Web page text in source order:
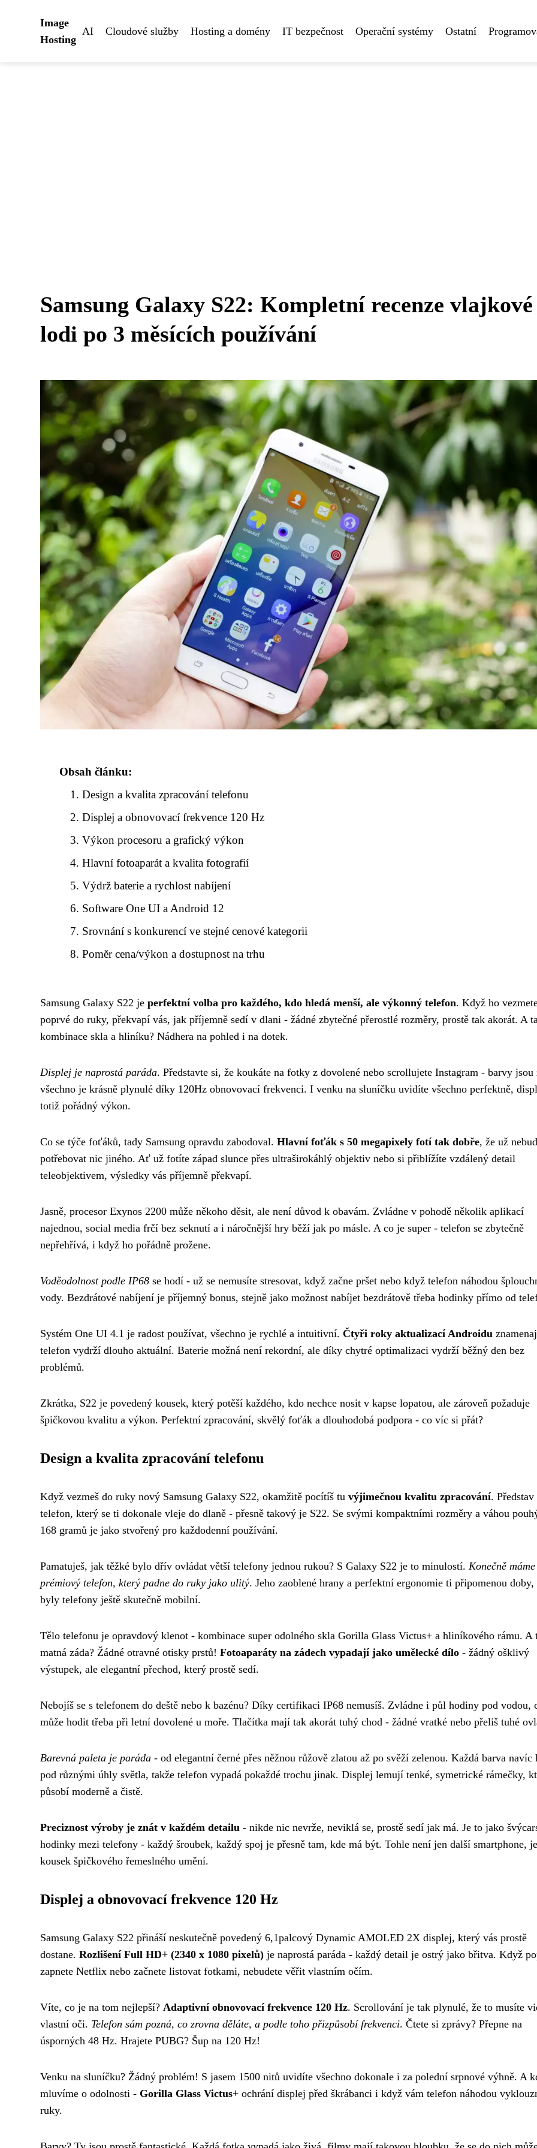
Image
Hosting
AI Cloudové služby Hosting a domény IT bezpečnost Operační systémy Ostatní
Samsung Galaxy S22: Kompletní recenze vlajkové
lodi po 3 měsících používání
Obsah článku:
Design a kvalita zpracování telefonu
Displej a obnovovací frekvence 120 Hz
Výkon procesoru a grafický výkon
Hlavní fotoaparát a kvalita fotografií
Výdrž baterie a rychlost nabíjení
Software One UI a Android 12
Srovnání s konkurencí ve stejné cenové kategorii
Poměr cena/výkon a dostupnost na trhu
Samsung Galaxy S22 je perfektní volba pro každého, kdo hledá menší, ale výkonný telefon. Když ho
poprvé do ruky, překvapí vás, jak příjemně sedí v dlani - žádné zbytečné přerostlé rozměry, prostě tak akorát. A ta
kombinace skla a hliníku? Nádhera na pohled i na dotek.
Displej je naprostá paráda. Představte si, že koukáte na fotky z dovolené nebo scrollujete Instagram - barvy jsou
všechno je krásně plynulé díky 120Hz obnovovací frekvenci. I venku na sluníčku uvidíte všechno perfektně,
totiž pořádný výkon.
Co se týče foťáků, tady Samsung opravdu zabodoval. Hlavní foťák s 50 megapixely fotí tak dobře, že už
potřebovat nic jiného. Ať už fotíte západ slunce přes ultraširokáhlý objektiv nebo si přiblížíte vzdálený detail
teleobjektivem, výsledky vás příjemně překvapí.
Jasně, procesor Exynos 2200 může někoho děsit, ale není důvod k obavám. Zvládne v pohodě několik aplikací
najednou, social media frčí bez seknutí a i náročnější hry běží jak po másle. A co je super - telefon se zbytečně
nepřehřívá, i když ho pořádně prožene.
Voděodolnost podle IP68 se hodí - už se nemusíte stresovat, když začne pršet nebo když telefon náhodou
vody. Bezdrátové nabíjení je příjemný bonus, stejně jako možnost nabíjet bezdrátově třeba hodinky přímo od
Systém One UI 4.1 je radost používat, všechno je rychlé a intuitivní. Čtyři roky aktualizací Androidu
telefon vydrží dlouho aktuální. Baterie možná není rekordní, ale díky chytré optimalizaci vydrží běžný den bez
problémů.
Zkrátka, S22 je povedený kousek, který potěší každého, kdo nechce nosit v kapse lopatou, ale zároveň požaduje
špičkovou kvalitu a výkon. Perfektní zpracování, skvělý foťák a dlouhodobá podpora - co víc si přát?
Design a kvalita zpracování telefonu
Když vezmeš do ruky nový Samsung Galaxy S22, okamžitě pocítíš tu výjimečnou kvalitu zpracování. Představ
telefon, který se ti dokonale vleje do dlaně - přesně takový je S22. Se svými kompaktními rozměry a váhou
168 gramů je jako stvořený pro každodenní používání.
Pamatuješ, jak těžké bylo dřív ovládat větší telefony jednou rukou? S Galaxy S22 je to minulostí. Konečně máme
prémiový telefon, který padne do ruky jako ulitý. Jeho zaoblené hrany a perfektní ergonomie ti připomenou
byly telefony ještě skutečně mobilní.
Tělo telefonu je opravdový klenot - kombinace super odolného skla Gorilla Glass Victus+ a hliníkového rámu. A
matná záda? Žádné otravné otisky prstů! Fotoaparáty na zádech vypadají jako umělecké dílo - žádný ošklivý
výstupek, ale elegantní přechod, který prostě sedí.
Nebojíš se s telefonem do deště nebo k bazénu? Díky certifikaci IP68 nemusíš. Zvládne i půl hodiny pod vodou,
může hodit třeba při letní dovolené u moře. Tlačítka mají tak akorát tuhý chod - žádné vratké nebo přeliš tuhé
Barevná paleta je paráda - od elegantní černé přes něžnou růžově zlatou až po svěží zelenou. Každá barva navíc
pod různými úhly světla, takže telefon vypadá pokaždé trochu jinak. Displej lemují tenké, symetrické rámečky,
působí moderně a čistě.
Preciznost výroby je znát v každém detailu - nikde nic nevrže, neviklá se, prostě sedí jak má. Je to jako
hodinky mezi telefony - každý šroubek, každý spoj je přesně tam, kde má být. Tohle není jen další smartphone,
kousek špičkového řemeslného umění.
Displej a obnovovací frekvence 120 Hz
Samsung Galaxy S22 přináší neskutečně povedený 6,1palcový Dynamic AMOLED 2X displej, který vás prostě
dostane. Rozlišení Full HD+ (2340 x 1080 pixelů) je naprostá paráda - každý detail je ostrý jako břitva. Když
zapnete Netflix nebo začnete listovat fotkami, nebudete věřit vlastním očím.
Víte, co je na tom nejlepší? Adaptivní obnovovací frekvence 120 Hz. Scrollování je tak plynulé, že to musíte
vlastní oči. Telefon sám pozná, co zrovna děláte, a podle toho přizpůsobí frekvenci. Čtete si zprávy? Přepne na
úsporných 48 Hz. Hrajete PUBG? Šup na 120 Hz!
Venku na sluníčku? Žádný problém! S jasem 1500 nitů uvidíte všechno dokonale i za polední srpnové výhně. A
mluvíme o odolnosti - Gorilla Glass Victus+ ochrání displej před škrábanci i když vám telefon náhodou
ruky.